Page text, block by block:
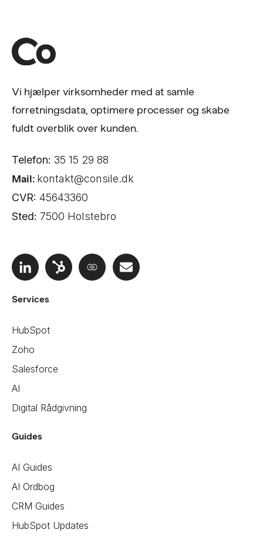
Vi hjælper virksomheder med at samle
forretningsdata, optimere processer og skabe
fuldt overblik over kunden.
Telefon: 35 15 29 88
Mail: kontakt@consile.dk
CVR: 45643360
Sted: 7500 Holstebro
Services
HubSpot
Zoho
Salesforce
AI
Digital Rådgivning
Guides
AI Guides
AI Ordbog
CRM Guides
HubSpot Updates